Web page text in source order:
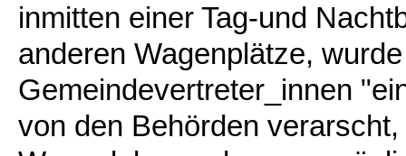
inmitten einer Tag-und
anderen Wagenplätze,
Gemeindevertreter_innen
von den Behörden